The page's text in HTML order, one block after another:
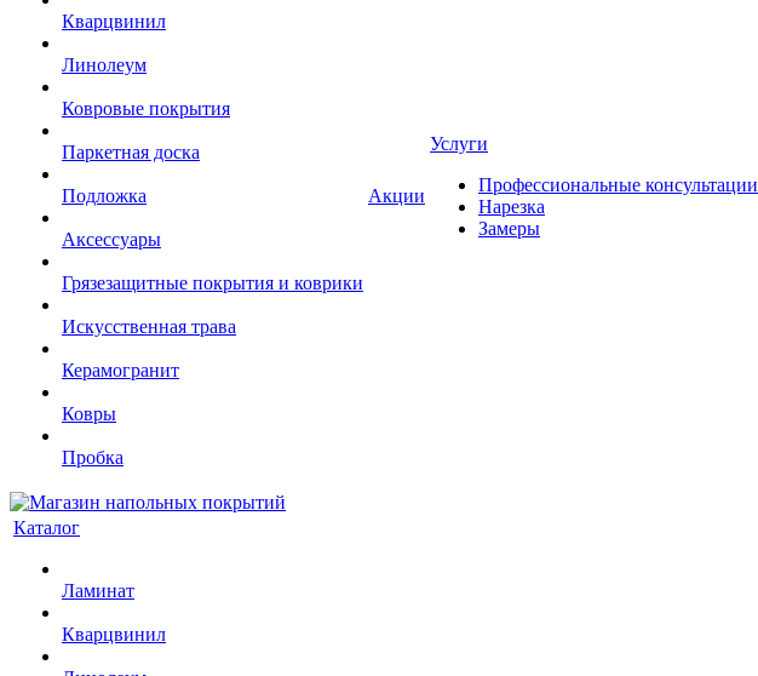
Кварцвинил
Линолеум
Ковровые покрытия
Паркетная доска
Подложка
Аксессуары
Грязезащитные покрытия и коврики
Искусственная трава
Керамогранит
Ковры
Пробка
Акции
Услуги
Профессиональные консультации
Нарезка
Замеры
Каталог
Ламинат
Кварцвинил